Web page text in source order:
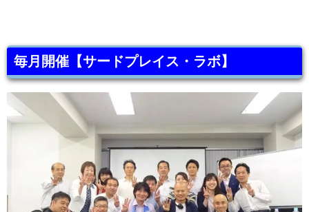
毎月開催【サードプレイス・ラボ】